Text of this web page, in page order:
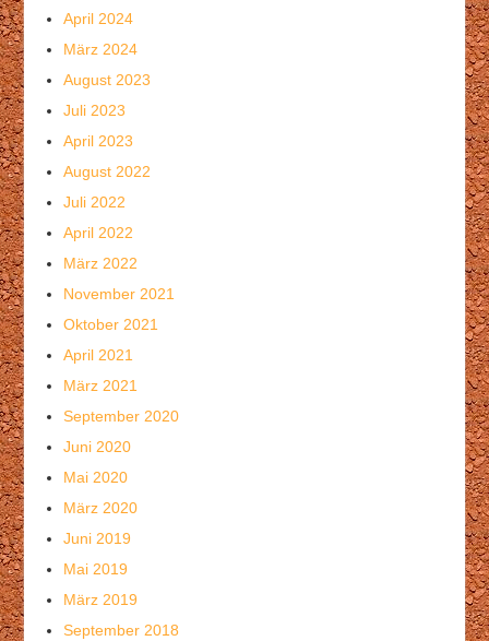
April 2024
März 2024
August 2023
Juli 2023
April 2023
August 2022
Juli 2022
April 2022
März 2022
November 2021
Oktober 2021
April 2021
März 2021
September 2020
Juni 2020
Mai 2020
März 2020
Juni 2019
Mai 2019
März 2019
September 2018